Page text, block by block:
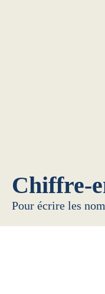
Chiffre-
Pour écrire les